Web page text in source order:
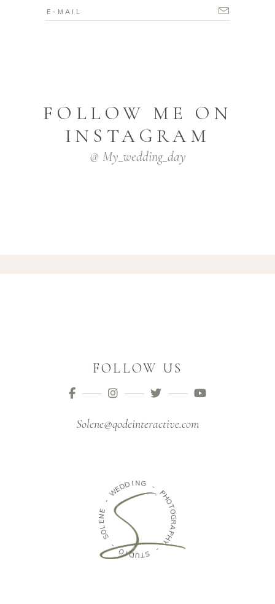
FOLLOW ME ON
INSTAGRAM
@ My_wedding_day
FOLLOW US
Solene@qodeinteractive.com
-
WED DIN G
-
P
H
O
T
O
G
R
A
P
H
Y
-
S
T
U
D
I
O
-
S
O
L
E
E